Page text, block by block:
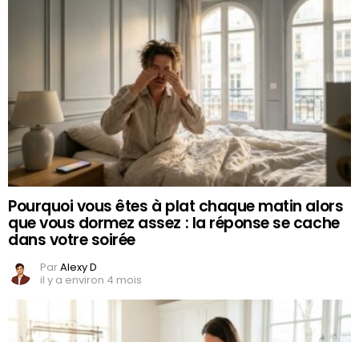
Pourquoi vous êtes à plat chaque matin alors
que vous dormez assez : la réponse se cache
dans votre soirée
ParAlexy D
il y a environ 4 mois